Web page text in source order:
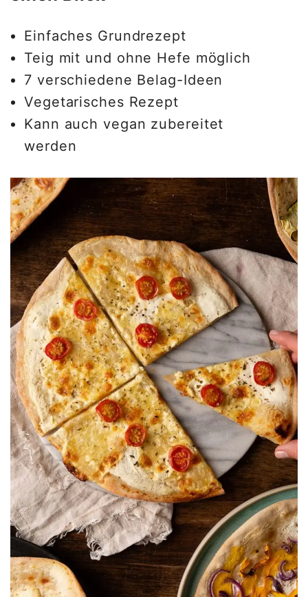
Einfaches Grundrezept
Teig mit und ohne Hefe möglich
7 verschiedene Belag-Ideen
Vegetarisches Rezept
Kann auch vegan zubereitet
werden